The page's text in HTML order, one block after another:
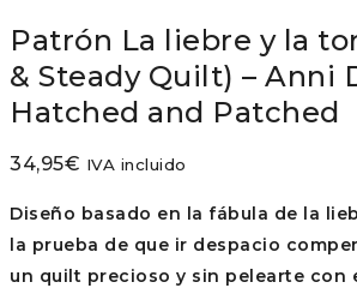
Patrón La liebre y la
& Steady Quilt) – Anni
Hatched and Patched
34,95€ IVA incluido
Diseño basado en la fábula de la
la prueba de que ir despacio
un quilt precioso y sin pelearte con